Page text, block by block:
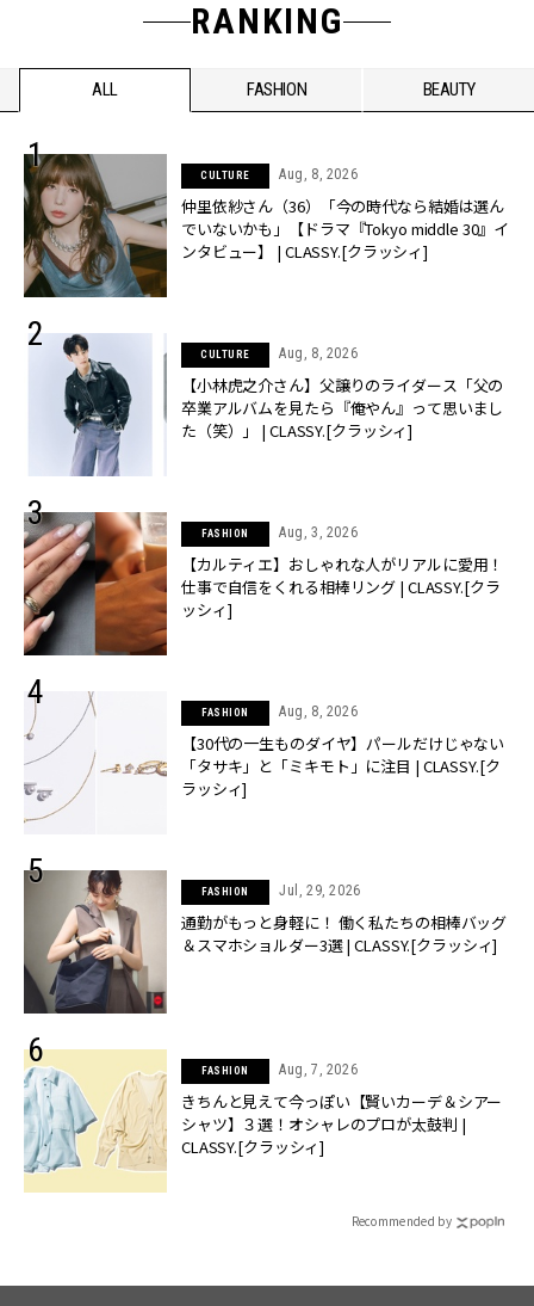
RANKING
ALL FASHION BEAUTY
CULTURE Aug, 8, 2026
仲里依紗さん（36）「今の時代なら結婚は選ん
でいないかも」【ドラマ『Tokyo middle 30』イ
ンタビュー】 | CLASSY.[クラッシィ]
CULTURE Aug, 8, 2026
【小林虎之介さん】父譲りのライダース「父の
卒業アルバムを見たら『俺やん』って思いまし
た（笑）」 | CLASSY.[クラッシィ]
FASHION Aug, 3, 2026
【カルティエ】おしゃれな人がリアルに愛用！
仕事で自信をくれる相棒リング | CLASSY.[クラ
ッシィ]
FASHION Aug, 8, 2026
【30代の一生ものダイヤ】パールだけじゃない
「タサキ」と「ミキモト」に注目 | CLASSY.[ク
ラッシィ]
FASHION Jul, 29, 2026
通勤がもっと身軽に！ 働く私たちの相棒バッグ
＆スマホショルダー3選 | CLASSY.[クラッシィ]
FASHION Aug, 7, 2026
きちんと見えて今っぽい【賢いカーデ＆シアー
シャツ】３選！オシャレのプロが太鼓判 |
CLASSY.[クラッシィ]
Recommended by